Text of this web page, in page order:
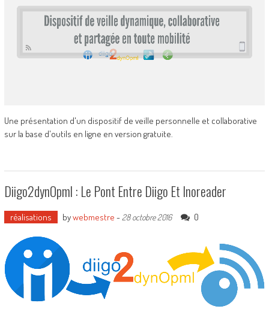
Une présentation d'un dispositif de veille personnelle et collaborative
sur la base d'outils en ligne en version gratuite.
Diigo2dynOpml : Le Pont Entre Diigo Et Inoreader
réalisations bywebmestre - 28 octobre 2016 0